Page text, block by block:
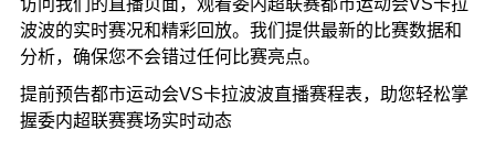
访问我们的直播页面，观看委内超联赛都市运动会VS卡拉
波波的实时赛况和精彩回放。我们提供最新的比赛数据和
分析，确保您不会错过任何比赛亮点。
提前预告都市运动会VS卡拉波波直播赛程表，助您轻松掌
握委内超联赛赛场实时动态